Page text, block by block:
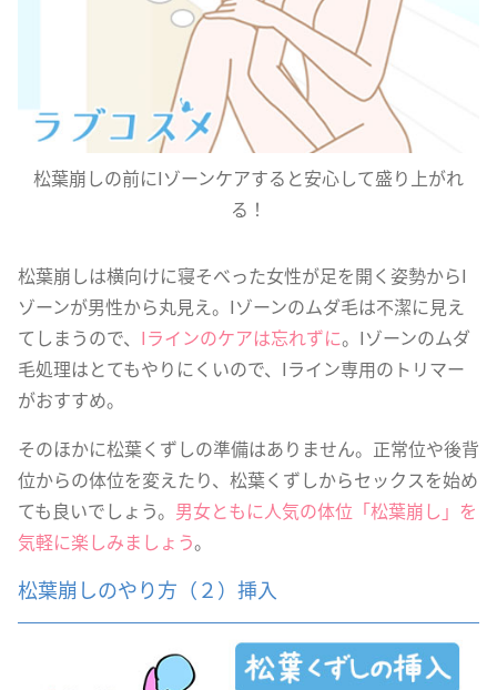
松葉崩しの前にIゾーンケアすると安心して盛り上がれ
る！
松葉崩しは横向けに寝そべった女性が足を開く姿勢からI
ゾーンが男性から丸見え。Iゾーンのムダ毛は不潔に見え
てしまうので、 Iラインのケアは忘れずに。Iゾーンのムダ
毛処理はとてもやりにくいので、Iライン専用のトリマー
がおすすめ。
そのほかに松葉くずしの準備はありません。正常位や後背
位からの体位を変えたり、松葉くずしからセックスを始め
ても良いでしょう。 男女ともに人気の体位「松葉崩し」を
気軽に楽しみましょう。
松葉崩しのやり方（２）挿入